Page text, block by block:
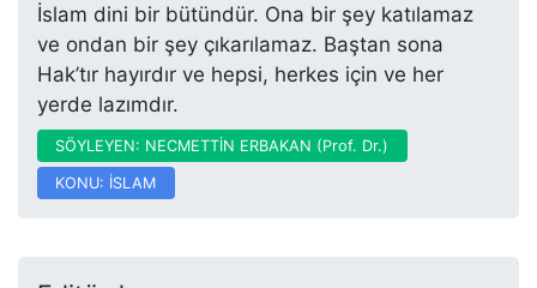
İslam dini bir bütündür. Ona bir şey katılamaz
ve ondan bir şey çıkarılamaz. Baştan sona
Hak’tır hayırdır ve hepsi, herkes için ve her
yerde lazımdır.
SÖYLEYEN: NECMETTİN ERBAKAN (Prof. Dr.)
KONU: İSLAM